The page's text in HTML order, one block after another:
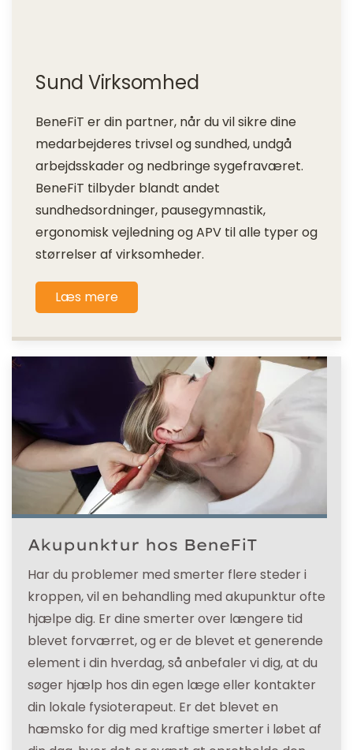
Sund Virksomhed
BeneFiT er din partner, når du vil sikre dine
medarbejderes trivsel og sundhed, undgå
arbejdsskader og nedbringe sygefraværet.
BeneFiT tilbyder blandt andet
sundhedsordninger, pausegymnastik,
ergonomisk vejledning og APV til alle typer og
størrelser af virksomheder.
Læs mere
Akupunktur hos BeneFiT
Har du problemer med smerter flere steder i
kroppen, vil en behandling med akupunktur ofte
hjælpe dig. Er dine smerter over længere tid
blevet forværret, og er de blevet et generende
element i din hverdag, så anbefaler vi dig, at du
søger hjælp hos din egen læge eller kontakter
din lokale fysioterapeut. Er det blevet en
hæmsko for dig med kraftige smerter i løbet af